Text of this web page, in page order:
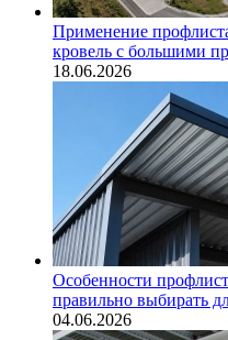
Применение
кровель с большими
18.06.2026
Особенности
правильно выбирать
04.06.2026